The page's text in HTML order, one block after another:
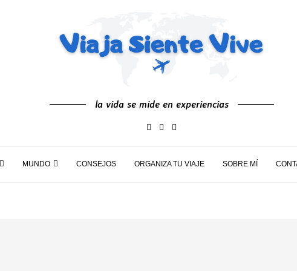
la vida se mide en experiencias
MUNDO CONSEJOS ORGANIZA TU VIAJE SOBRE MÍ